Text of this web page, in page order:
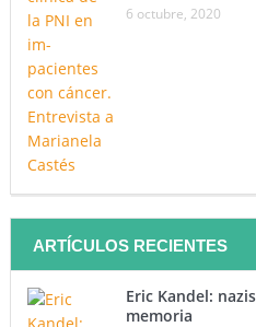
de cáncer
6 octubre, 2020
ARTÍCULOS RECIENTES
Eric Kandel:
memoria